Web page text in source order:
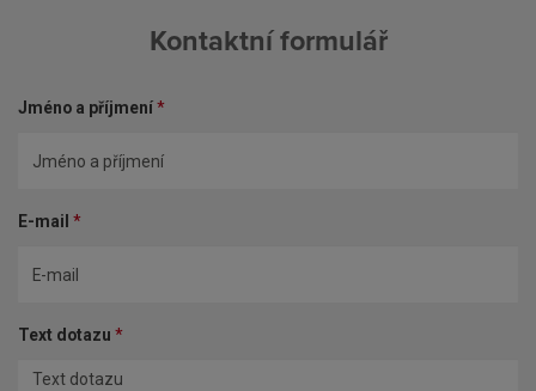
Kontaktní formulář
Jméno a příjmení*
E-mail *
Text dotazu *